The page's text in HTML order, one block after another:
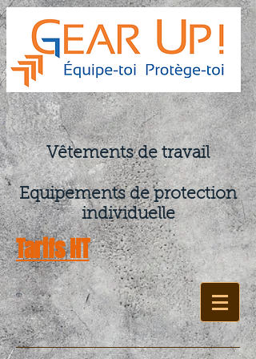
Vêtements de travail
Equipements de protection
individuelle
Tarifs HT